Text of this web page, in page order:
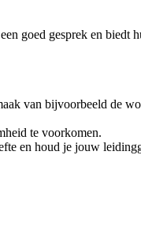
goed gesprek en
van bijvoorbeeld de
te voorkomen.
en houd je jouw